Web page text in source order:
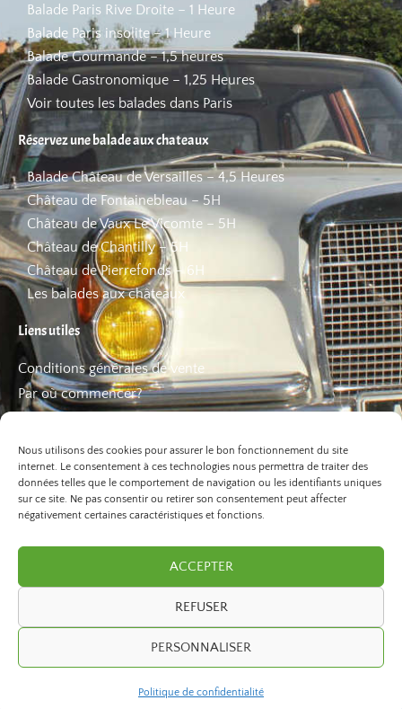
Nous utilisons des cookies pour assurer le bon fonctionnement du site
internet. Le consentement à ces technologies nous permettra de traiter des
données telles que le comportement de navigation ou les identifiants uniques
sur ce site. Ne pas consentir ou retirer son consentement peut affecter
négativement certaines caractéristiques et fonctions.
ACCEPTER
REFUSER
PERSONNALISER
Politique de confidentialité
Balade Paris Rive Droite – 1 Heure
Balade Paris insolite – 1 Heure
Balade Gourmande – 1,5 heures
Balade Gastronomique – 1,25 Heures
Voir toutes les balades dans Paris
Réservez une balade aux chateaux
Balade Château de Versailles – 4,5 Heures
Château de Fontainebleau – 5H
Château de Vaux Le Vicomte – 5H
Château de Chantilly – 5H
Château de Pierrefonds – 6H
Les balades aux châteaux
Liens utiles
Conditions générales de vente
Par où commencer?
Les bons plans
©2026 Paris Balade. Tous droits réservé.